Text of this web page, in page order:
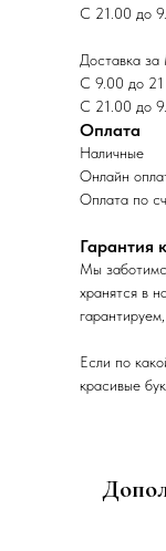
С 21.00 до
Доставка
С 9.00 до
С 21.00 до
Оплата
Наличные
Онлайн
Оплата по
Гарантия
Мы
хранятся в
Если по
красивые